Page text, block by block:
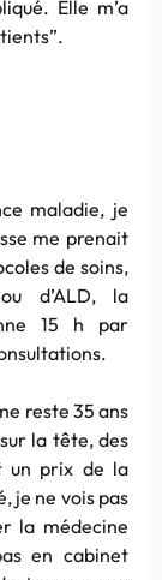
Elle m’a
maladie, je
me prenait
de soins,
d’ALD, la
15 h par
reste 35 ans
la tête, des
un prix de la
je ne vois pas
la médecine
en cabinet